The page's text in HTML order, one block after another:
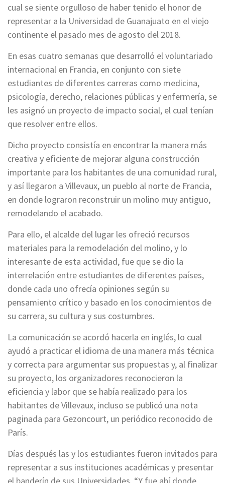
cual se siente orgulloso de haber tenido el honor de
representar a la Universidad de Guanajuato en el viejo
continente el pasado mes de agosto del 2018.
En esas cuatro semanas que desarrolló el voluntariado
internacional en Francia, en conjunto con siete
estudiantes de diferentes carreras como medicina,
psicología, derecho, relaciones públicas y enfermería, se
les asignó un proyecto de impacto social, el cual tenían
que resolver entre ellos.
Dicho proyecto consistía en encontrar la manera más
creativa y eficiente de mejorar alguna construcción
importante para los habitantes de una comunidad rural,
y así llegaron a Villevaux, un pueblo al norte de Francia,
en donde lograron reconstruir un molino muy antiguo,
remodelando el acabado.
Para ello, el alcalde del lugar les ofreció recursos
materiales para la remodelación del molino, y lo
interesante de esta actividad, fue que se dio la
interrelación entre estudiantes de diferentes países,
donde cada uno ofrecía opiniones según su
pensamiento crítico y basado en los conocimientos de
su carrera, su cultura y sus costumbres.
La comunicación se acordó hacerla en inglés, lo cual
ayudó a practicar el idioma de una manera más técnica
y correcta para argumentar sus propuestas y, al finalizar
su proyecto, los organizadores reconocieron la
eficiencia y labor que se había realizado para los
habitantes de Villevaux, incluso se publicó una nota
paginada para Gezoncourt, un periódico reconocido de
París.
Días después las y los estudiantes fueron invitados para
representar a sus instituciones académicas y presentar